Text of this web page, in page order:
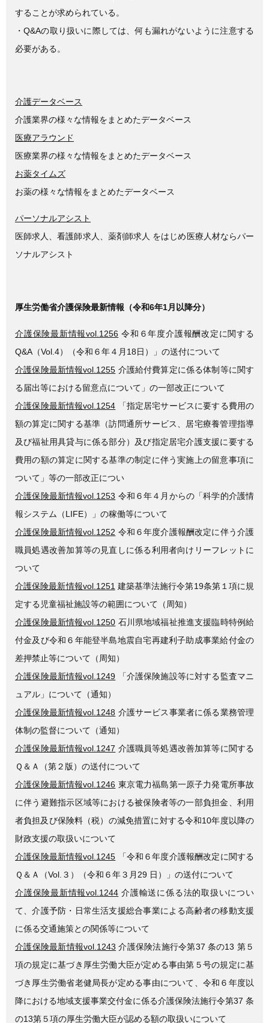
することが求められている。
・Q&Aの取り扱いに際しては、何も漏れがないように注意する
必要がある。
介護データベース
介護業界の様々な情報をまとめたデータベース
医療アラウンド
医療業界の様々な情報をまとめたデータベース
お薬タイムズ
お薬の様々な情報をまとめたデータベース
パーソナルアシスト
医師求人、看護師求人、薬剤師求人 をはじめ医療人材ならパー
ソナルアシスト
厚生労働省介護保険最新情報（令和6年1月以降分）
介護保険最新情報vol.1256 令和６年度介護報酬改定に関する
Q&A（Vol.4）（令和６年４月18日）」の送付について
介護保険最新情報vol.1255 介護給付費算定に係る体制等に関す
る届出等における留意点について」の一部改正について
介護保険最新情報vol.1254 「指定居宅サービスに要する費用の
額の算定に関する基準（訪問通所サービス、居宅療養管理指導
及び福祉用具貸与に係る部分）及び指定居宅介護支援に要する
費用の額の算定に関する基準の制定に伴う実施上の留意事項に
ついて」等の一部改正につい
介護保険最新情報vol.1253 令和６年４月からの「科学的介護情
報システム（LIFE）」の稼働等について
介護保険最新情報vol.1252 令和６年度介護報酬改定に伴う介護
職員処遇改善加算等の見直しに係る利用者向けリーフレットに
ついて
介護保険最新情報vol.1251 建築基準法施行令第19条第１項に規
定する児童福祉施設等の範囲について（周知）
介護保険最新情報vol.1250 石川県地域福祉推進支援臨時特例給
付金及び令和６年能登半島地震自宅再建利子助成事業給付金の
差押禁止等について（周知）
介護保険最新情報vol.1249 「介護保険施設等に対する監査マニ
ュアル」について（通知）
介護保険最新情報vol.1248 介護サービス事業者に係る業務管理
体制の監督について（通知）
介護保険最新情報vol.1247 介護職員等処遇改善加算等に関する
Ｑ＆Ａ（第２版）の送付について
介護保険最新情報vol.1246 東京電力福島第一原子力発電所事故
に伴う避難指示区域等における被保険者等の一部負担金、利用
者負担及び保険料（税）の減免措置に対する令和10年度以降の
財政支援の取扱いについて
介護保険最新情報vol.1245 「令和６年度介護報酬改定に関する
Ｑ＆Ａ（Vol.３）（令和６年３月29 日）」の送付について
介護保険最新情報vol.1244 介護輸送に係る法的取扱いについ
て、介護予防・日常生活支援総合事業による高齢者の移動支援
に係る交通施策との関係等について
介護保険最新情報vol.1243 介護保険法施行令第37 条の13 第５
項の規定に基づき厚生労働大臣が定める事由第５号の規定に基
づき厚生労働省老健局長が定める事由について、令和６年度以
降における地域支援事業交付金に係る介護保険法施行令第37 条
の13第５項の厚生労働大臣が認める額の取扱いについて